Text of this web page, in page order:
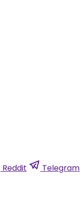
Reddit Telegram